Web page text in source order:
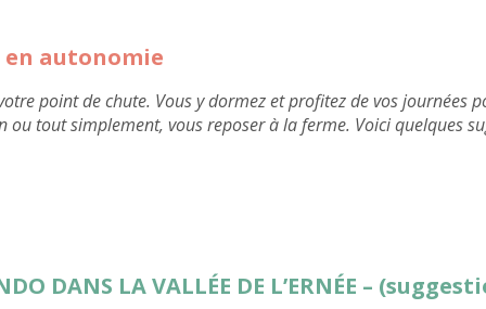
en autonomie
point de chute. Vous y dormez et profitez de vos journées
ou tout simplement, vous reposer à la ferme. Voici quelques
DANS LA VALLÉE DE L’ERNÉE –